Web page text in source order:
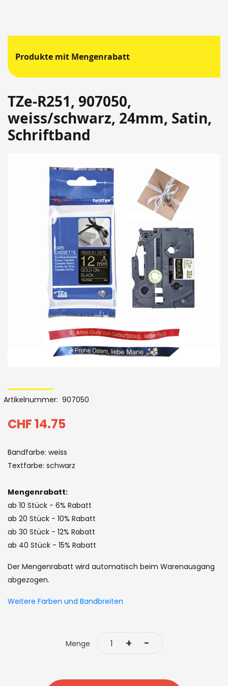
Produkte mit Mengenrabatt
TZe-R251, 907050,
weiss/schwarz, 24mm, Satin,
Schriftband
Springen
Bildergalerie
to
the
beginning
the
gallery
CHF 14.75
Artikelnummer 907050
Bandfarbe: weiss
Textfarbe: schwarz
Mengenrabatt:
ab 10 Stück - 6% Rabatt
ab 20 Stück - 10% Rabatt
ab 30 Stück - 12% Rabatt
ab 40 Stück - 15% Rabatt
Der Mengenrabatt wird automatisch beim Warenausgang
abgezogen.
Weitere Farben und Bandbreiten
Menge -
+